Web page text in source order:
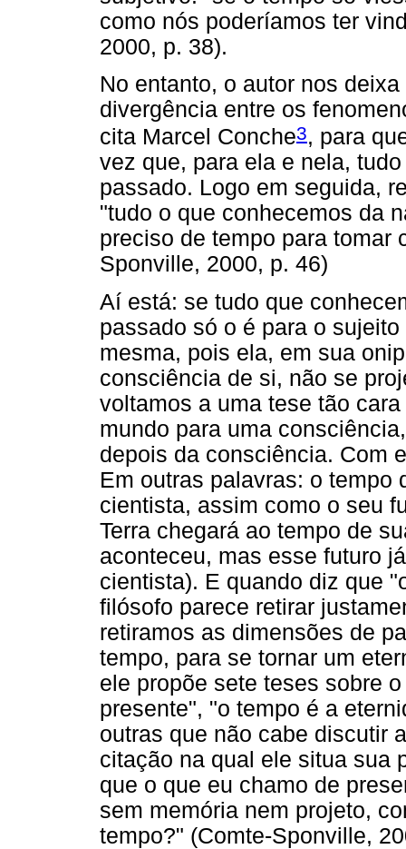
como nós poderíamos ter
2000, p. 38).
No entanto, o autor nos
divergência entre os
cita Marcel Conche3, para
vez que, para ela e nela,
passado. Logo em seguida,
"tudo o que conhecemos da
preciso de tempo para tomar
Sponville, 2000, p. 46)
Aí está: se tudo que
passado só o é para o
mesma, pois ela, em sua
consciência de si, não se
voltamos a uma tese tão
mundo para uma
depois da consciência. Com
Em outras palavras: o tempo
cientista, assim como o seu
Terra chegará ao tempo de
aconteceu, mas esse futuro
cientista). E quando diz que
filósofo parece retirar
retiramos as dimensões de
tempo, para se tornar um
ele propõe sete teses sobre
presente", "o tempo é a
outras que não cabe discutir
citação na qual ele situa sua
que o que eu chamo de
sem memória nem projeto,
tempo?" (Comte-Sponville,